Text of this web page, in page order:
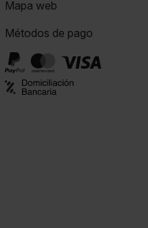
Mapa web
Métodos de pago